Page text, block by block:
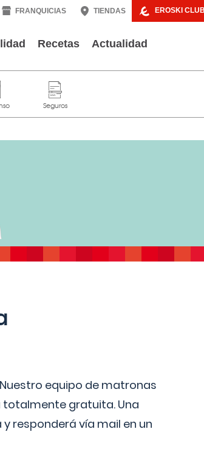
EROSKI CLUB
FRANQUICIAS TIENDAS
Recetas Actualidad
equipo de matronas
gratuita. Una
responderá vía mail en un